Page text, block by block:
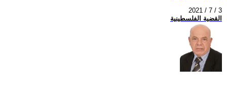
2021 / 7 / 3
القضية الفلسطينية